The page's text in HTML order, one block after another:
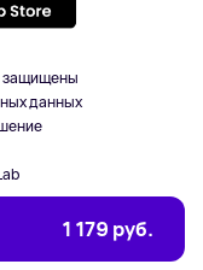
1 179 руб.
защищены
данных